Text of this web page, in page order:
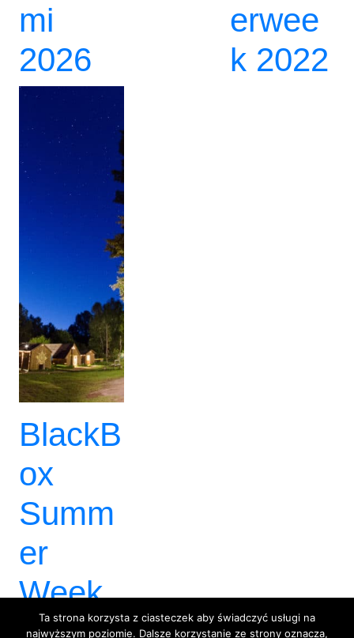
mi
2026
erwee
k 2022
BlackB
ox
Summ
er
Week
Ta strona korzysta z ciasteczek aby świadczyć usługi na
najwyższym poziomie. Dalsze korzystanie ze strony oznacza,